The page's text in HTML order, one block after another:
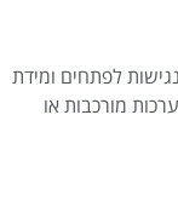
לפתחים ומידת
מורכבות או